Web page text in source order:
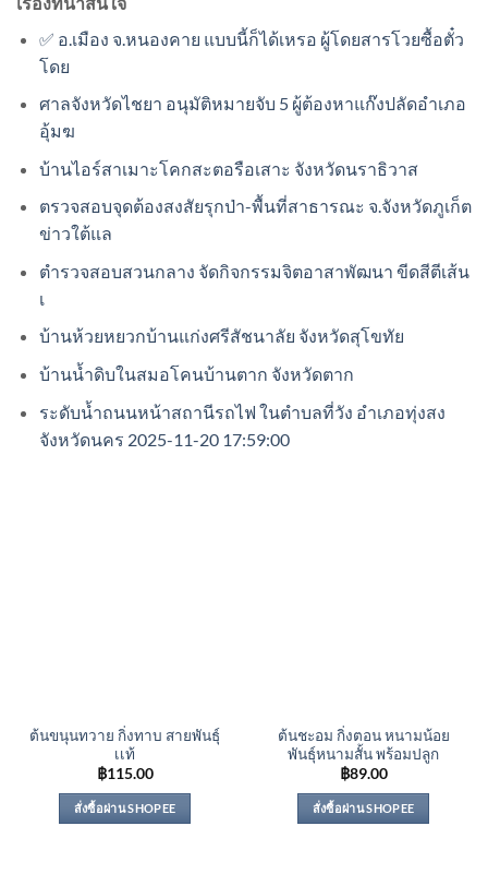
✅ อ.เมือง จ.หนองคาย แบบนี้ก็ได้เหรอ ผู้โดยสารโวยซื้อตั๋ว
โดย
ศาลจังหวัดไชยา อนุมัติหมายจับ 5 ผู้ต้องหาแก๊งปลัดอำเภอ
อุ้มฆ
บ้านไอร์สาเมาะโคกสะตอรือเสาะ จังหวัดนราธิวาส
ตรวจสอบจุดต้องสงสัยรุกป่า-พื้นที่สาธารณะ จ.จังหวัดภูเก็ต
ข่าวใต้แล
ตำรวจสอบสวนกลาง จัดกิจกรรมจิตอาสาพัฒนา ขีดสีตีเส้น
เ
บ้านห้วยหยวกบ้านแก่งศรีสัชนาลัย จังหวัดสุโขทัย
บ้านน้ำดิบในสมอโคนบ้านตาก จังหวัดตาก
ระดับน้ำถนนหน้าสถานีรถไฟ ในตำบลที่วัง อำเภอทุ่งสง
จังหวัดนคร 2025-11-20 17:59:00
ต้นขนุนทวาย กิ่งทาบ สายพันธุ์
เเท้
฿115.00
สั่งซื้อผ่าน SHOPEE
ต้นชะอม กิ่งตอน หนามน้อย
พันธุ์หนามสั้น พร้อมปลูก
฿89.00
สั่งซื้อผ่าน SHOPEE